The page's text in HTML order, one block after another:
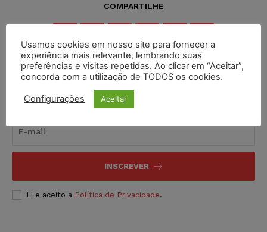
COMPARTILHE
Inscreva-se
INSCREVER
Li e aceito a Política de Privacidade.
Usamos cookies em nosso site para fornecer a
experiência mais relevante, lembrando suas
preferências e visitas repetidas. Ao clicar em “Aceitar”,
concorda com a utilização de TODOS os cookies.
Configurações Aceitar